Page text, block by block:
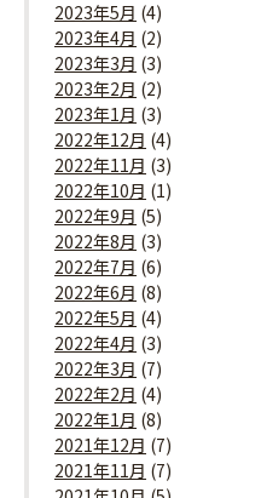
2023年5月 (4)
2023年4月 (2)
2023年3月 (3)
2023年2月 (2)
2023年1月 (3)
2022年12月 (4)
2022年11月 (3)
2022年10月 (1)
2022年9月 (5)
2022年8月 (3)
2022年7月 (6)
2022年6月 (8)
2022年5月 (4)
2022年4月 (3)
2022年3月 (7)
2022年2月 (4)
2022年1月 (8)
2021年12月 (7)
2021年11月 (7)